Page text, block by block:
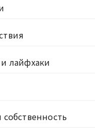
лайфхаки
собственность